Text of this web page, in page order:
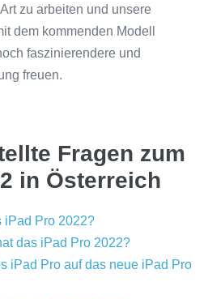
zu arbeiten und unsere
dem kommenden Modell
faszinierendere und
freuen.
Fragen zum
in Österreich
iPad Pro 2022?
das iPad Pro 2022?
iPad Pro auf das neue iPad Pro